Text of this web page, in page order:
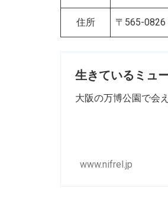
住所 〒565-
生きているミュ
大阪の万博公園で会
www.nifrel.jp